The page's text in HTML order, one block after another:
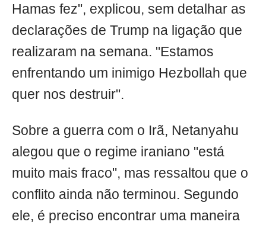
Hamas fez", explicou, sem detalhar as
declarações de Trump na ligação que
realizaram na semana. "Estamos
enfrentando um inimigo Hezbollah que
quer nos destruir".
Sobre a guerra com o Irã, Netanyahu
alegou que o regime iraniano "está
muito mais fraco", mas ressaltou que o
conflito ainda não terminou. Segundo
ele, é preciso encontrar uma maneira